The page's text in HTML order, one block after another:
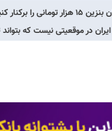
کنید
در موقعیتی نیست که